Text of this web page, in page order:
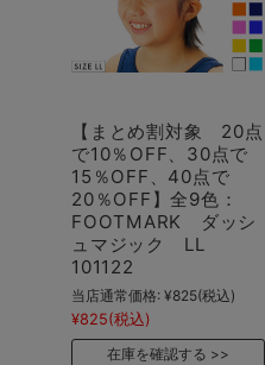
【まとめ割対象 20点
で10％OFF、30点で
15％OFF、40点で
20％OFF】全9色：
FOOTMARK ダッシ
ュマジック LL
101122
当店通常価格: ¥825(税込)
¥825(税込)
在庫を確認する